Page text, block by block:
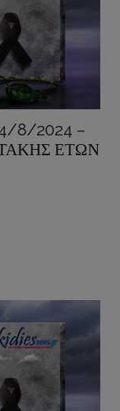
8/2024 –
ΕΤΩΝ